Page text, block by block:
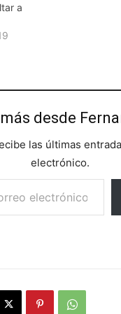
a
desde
las últimas
electrónico.